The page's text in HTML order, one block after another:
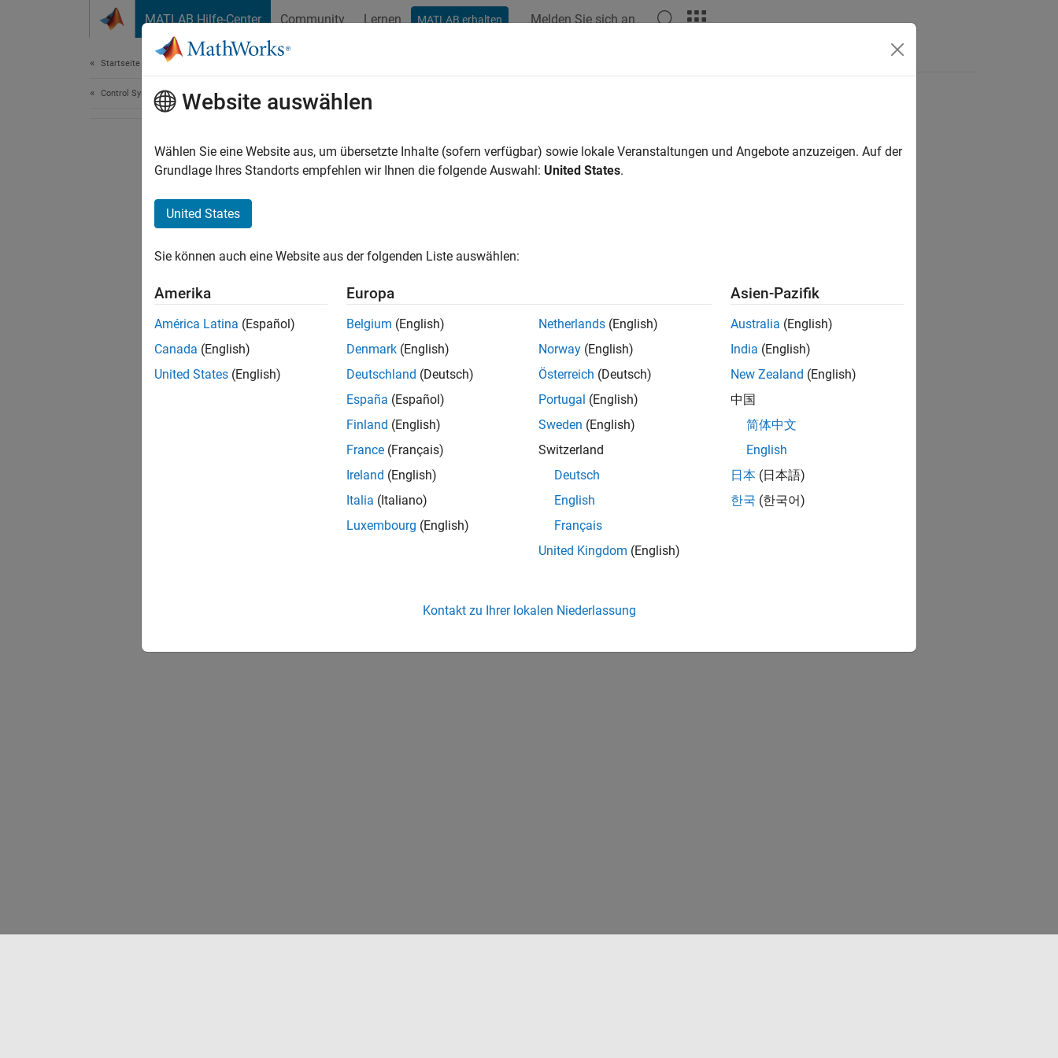
MATLAB Hilfe-Center Community Lernen MATLAB erhalten Melden Sie sich an
Startseite der Dokumentation
Control Systems
How useful was this information?
Website auswählen
Wählen Sie eine Website aus, um übersetzte Inhalte (sofern verfügbar) sowie lokale Veranstaltungen und Angebote anzuzeigen. Auf der
Grundlage Ihres Standorts empfehlen wir Ihnen die folgende Auswahl: United States.
United States
Sie können auch eine Website aus der folgenden Liste auswählen:
Amerika
América Latina (Español)
Canada (English)
United States (English)
Europa
Belgium (English)
Denmark (English)
Deutschland (Deutsch)
España (Español)
Finland (English)
France (Français)
Ireland (English)
Italia (Italiano)
Luxembourg (English)
Netherlands (English)
Norway (English)
Österreich (Deutsch)
Portugal (English)
Sweden (English)
Switzerland
Deutsch
English
Français
United Kingdom (English)
Asien-Pazifik
Australia (English)
India (English)
New Zealand (English)
中国
简体中文
English
日本 (日本語)
한국 (한국어)
Kontakt zu Ihrer lokalen Niederlassung